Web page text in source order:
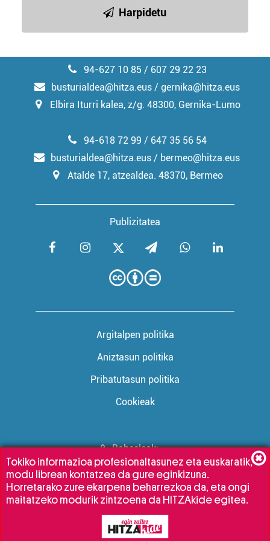
Harpidetu
94-627 10 85 / 607 29 22 23
busturialdea@hitza.eus / gernika@hitza.eus
Elbira Iturri kalea, z/g. 48300, Gernika-Lumo
Publizitatea
94-618 72 99 / 647 35 56 54
busturialdea@hitza.eus / bermeo@hitza.eus
Atalde 17, atzealdea. 48370, Bermeo
Argitalpen politika
Aniztasun politika
Pribatutasun politika
Cookieak
Babesleak:
Tokiko informazioa profesionaltasunez eta euskaratik,
modu librean kontatzea da gure eginkizuna.
Horretarako zure ekarpena beharrezkoa da, eta ongi
maitatzeko modurik zintzoena da HITZAkide egitea.